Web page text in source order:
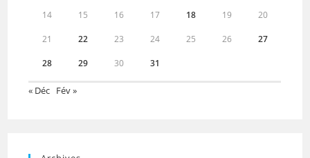
14 15 16 17 18 19 20
21 22 23 24 25 26 27
28 29 30 31
« Déc Fév »